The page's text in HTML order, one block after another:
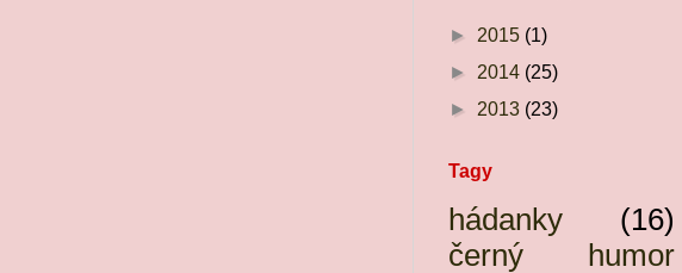
► 2015 (1)
► 2014 (25)
► 2013 (23)
Tagy
hádanky
(16)
černý humor